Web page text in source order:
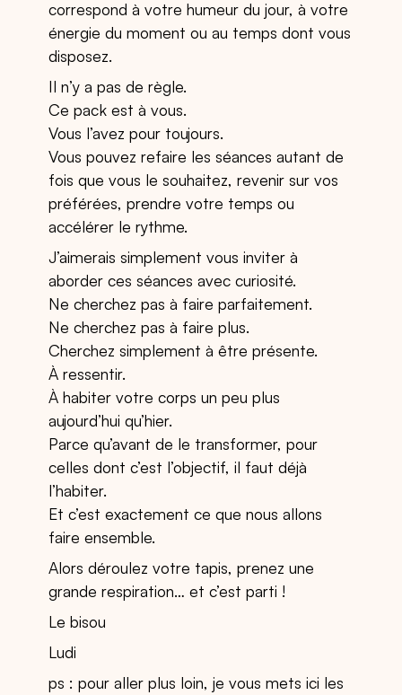
correspond à votre humeur du jour, à votre
énergie du moment ou au temps dont vous
disposez.
Il n’y a pas de règle.
Ce pack est à vous.
Vous l’avez pour toujours.
Vous pouvez refaire les séances autant de
fois que vous le souhaitez, revenir sur vos
préférées, prendre votre temps ou
accélérer le rythme.
J’aimerais simplement vous inviter à
aborder ces séances avec curiosité.
Ne cherchez pas à faire parfaitement.
Ne cherchez pas à faire plus.
Cherchez simplement à être présente.
À ressentir.
À habiter votre corps un peu plus
aujourd’hui qu’hier.
Parce qu’avant de le transformer, pour
celles dont c’est l’objectif, il faut déjà
l’habiter.
Et c’est exactement ce que nous allons
faire ensemble.
Alors déroulez votre tapis, prenez une
grande respiration… et c’est parti !
Le bisou
Ludi
ps : pour aller plus loin, je vous mets ici les